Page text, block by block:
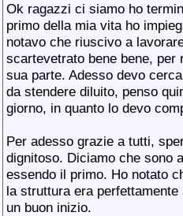
Ok ragazzi ci siamo ho
primo della mia vita ho
notavo che riuscivo a
scartevetrato bene bene, per
sua parte. Adesso devo
da stendere diluito, penso
giorno, in quanto lo devo
Per adesso grazie a tutti,
dignitoso. Diciamo che sono
essendo il primo. Ho notato
la struttura era
un buon inizio.